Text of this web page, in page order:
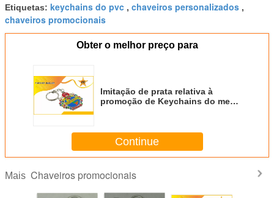
Etiquetas: keychains do pvc , chaveiros personalizados ,
chaveiros promocionais
Obter o melhor preço para
Imitação de prata relativa à
promoção de Keychains do metal
Continue
Mais Chaveiros promocionais